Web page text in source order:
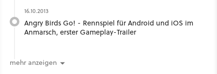
16.10.2013
Angry Birds Go! - Rennspiel für Android und iOS im
Anmarsch, erster Gameplay-Trailer
mehr anzeigen